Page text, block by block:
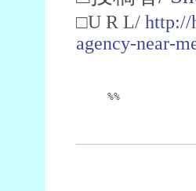
□U R L/ http://
agency-near-
%%